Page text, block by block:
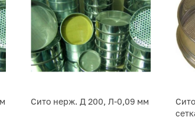
Сито нерж. Д 200, Л-0,09 мм